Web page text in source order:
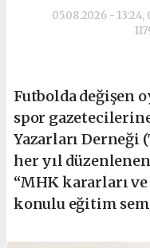
05.08.2026 -
Futbolda değişen
spor
Yazarları Derneği
her yıl
“MHK kararları
konulu eğitim